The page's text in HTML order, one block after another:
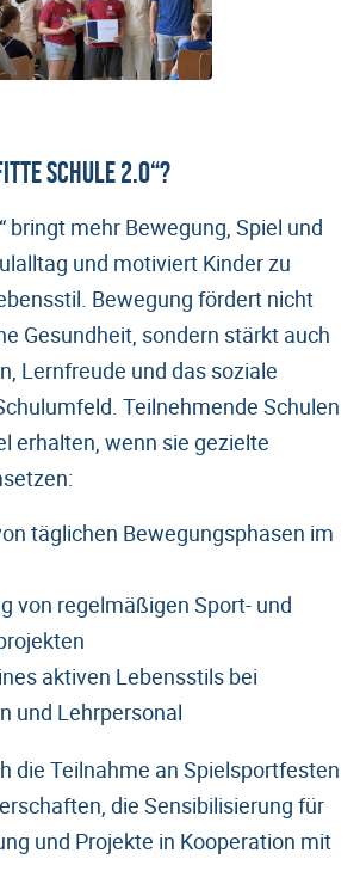
Schule 2.0“?
bringt mehr Bewegung, Spiel und
und motiviert Kinder zu
Bewegung fördert nicht
Gesundheit, sondern stärkt auch
Lernfreude und das soziale
Teilnehmende Schulen
erhalten, wenn sie gezielte
täglichen Bewegungsphasen im
von regelmäßigen Sport- und
aktiven Lebensstils bei
und Lehrpersonal
die Teilnahme an Spielsportfesten
die Sensibilisierung für
und Projekte in Kooperation mit